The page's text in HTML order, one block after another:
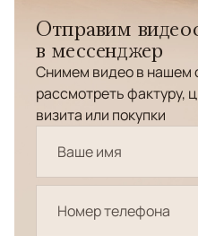
Отправим
в мессенджер
Снимем видео в нашем
рассмотреть фактуру,
визита или покупки